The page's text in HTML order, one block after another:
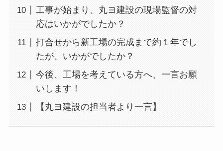
工事が始まり、丸ヨ建設の現場監督の対
応はいかがでしたか？
打合せから新工場の完成まで約１年でし
たが、いかがでしたか？
今後、工場を考えている方へ、一言お願
いします！
【丸ヨ建設の担当者より一言】